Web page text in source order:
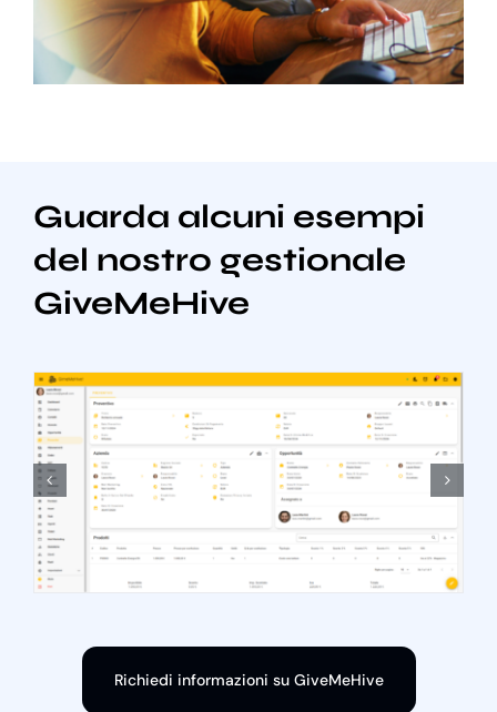
Guarda alcuni esempi
del nostro gestionale
GiveMeHive
Richiedi informazioni su GiveMeHive